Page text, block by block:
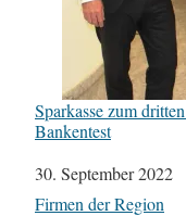
Sparkasse zum
Bankentest
Datum
30. September 2022
In Bezug auf
Firmen der Region